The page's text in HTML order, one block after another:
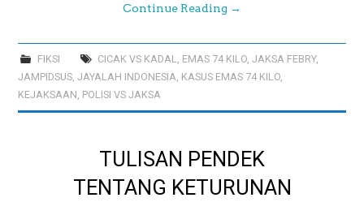
PRICE LIST AK
STUDIO BOGOR
PREWEDDING
Continue Reading →
FIKSI CICAK VS KADAL EMAS 74 KILO, JAKSA FEBRY,
JAMPIDSUS ,JAYALAH INDONESIA KASUS EMAS 74 KILO
KEJAKSAAN POLISI VS JAKSA
TULISAN PENDEK
TENTANG KETURUNAN